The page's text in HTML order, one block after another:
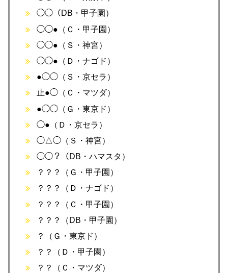
◯◯（DB・甲子園）
◯◯●（Ｃ・甲子園）
◯◯●（Ｓ・神宮）
◯◯●（Ｄ・ナゴド）
●◯◯（Ｓ・京セラ）
止●◯（Ｃ・マツダ）
●◯◯（Ｇ・東京ド）
◯●（Ｄ・京セラ）
◯△◯（Ｓ・神宮）
◯◯？（DB・ハマスタ）
？？？（Ｇ・甲子園）
？？？（Ｄ・ナゴド）
？？？（Ｃ・甲子園）
？？？（DB・甲子園）
？（Ｇ・東京ド）
？？（Ｄ・甲子園）
？？（Ｃ・マツダ）